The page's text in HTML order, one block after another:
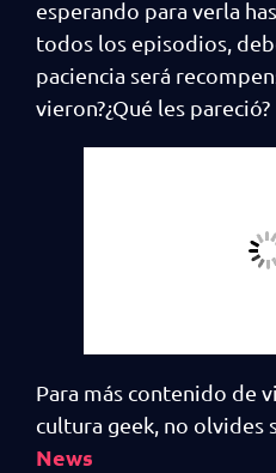
esperando para verla
todos los episodios,
paciencia será
vieron?¿Qué les pareció?
Para más contenido de
cultura geek, no olvides
News